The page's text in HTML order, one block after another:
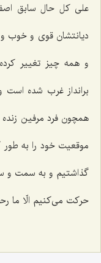
علی کل حال سابق
دیانتشان قوی و خوب
و همه چیز تغییر
برانداز غرب شده
همچون فرد مرفین
موقعیت خود را به
گذاشتیم و به سمت و
حرکت می‌کنیم الّا ما